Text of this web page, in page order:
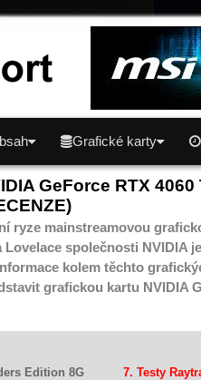
Grafické karty
GeForce RTX
ryze mainstreamovou
Lovelace společnosti NVIDIA
kolem těchto
grafickou kartu NVIDIA
Edition 8G
7. Testy